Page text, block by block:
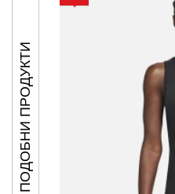
ПОДОБНИ ПРОДУКТИ